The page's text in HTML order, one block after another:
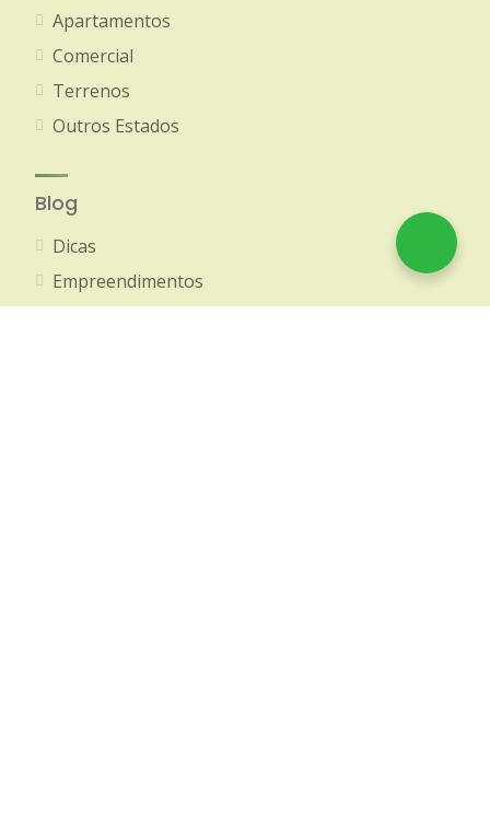
Apartamentos
Comercial
Terrenos
Outros Estados
Blog
Dicas
Empreendimentos